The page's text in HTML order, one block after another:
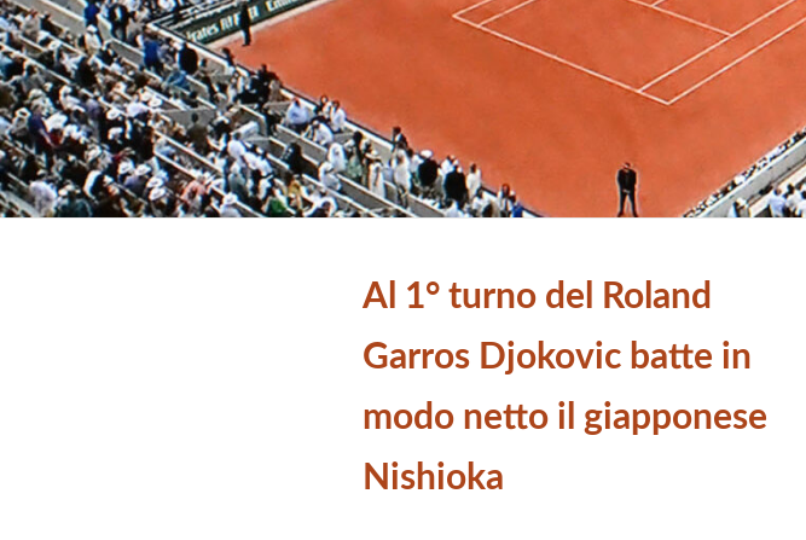
Al 1° turno del Roland
Garros Djokovic batte in
modo netto il giapponese
Nishioka